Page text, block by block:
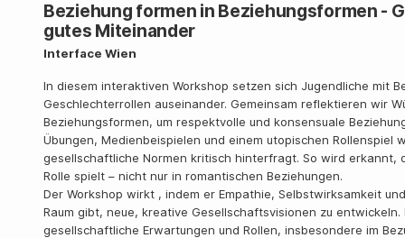
Beziehung formen in Beziehungsformen -
gutes Miteinander
Interface Wien
In diesem interaktiven Workshop setzen sich Jugendliche mit
Geschlechterrollen auseinander. Gemeinsam reflektieren wir
Beziehungsformen, um respektvolle und konsensuale
Übungen, Medienbeispielen und einem utopischen Rollenspiel
gesellschaftliche Normen kritisch hinterfragt. So wird erkannt,
Rolle spielt – nicht nur in romantischen Beziehungen.
Der Workshop wirkt , indem er Empathie, Selbstwirksamkeit
Raum gibt, neue, kreative Gesellschaftsvisionen zu
gesellschaftliche Erwartungen und Rollen, insbesondere im